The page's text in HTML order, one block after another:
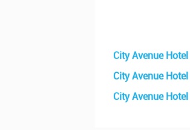
City Avenue Hotel
City Avenue Hotel
City Avenue Hotel